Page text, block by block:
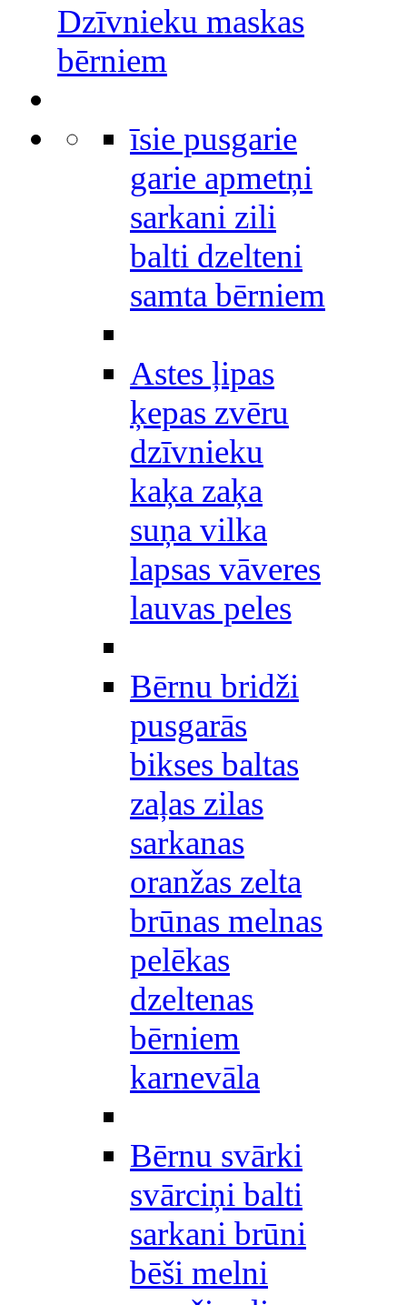
Dzīvnieku maskas
bērniem
īsie pusgarie
garie apmetņi
sarkani zili
balti dzelteni
samta bērniem
Astes ļipas
ķepas zvēru
dzīvnieku
kaķa zaķa
suņa vilka
lapsas vāveres
lauvas peles
Bērnu bridži
pusgarās
bikses baltas
zaļas zilas
sarkanas
oranžas zelta
brūnas melnas
pelēkas
dzeltenas
bērniem
karnevāla
Bērnu svārki
svārciņi balti
sarkani brūni
bēši melni